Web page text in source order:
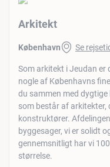
Arkitekt
København Se
Som arkitekt i Jeudan er
nogle af Københavns
du sammen med dygtige
som består af arkitekter,
konstruktører.
byggesager, vi er solidt
gennemsnitligt har vi
størrelse.